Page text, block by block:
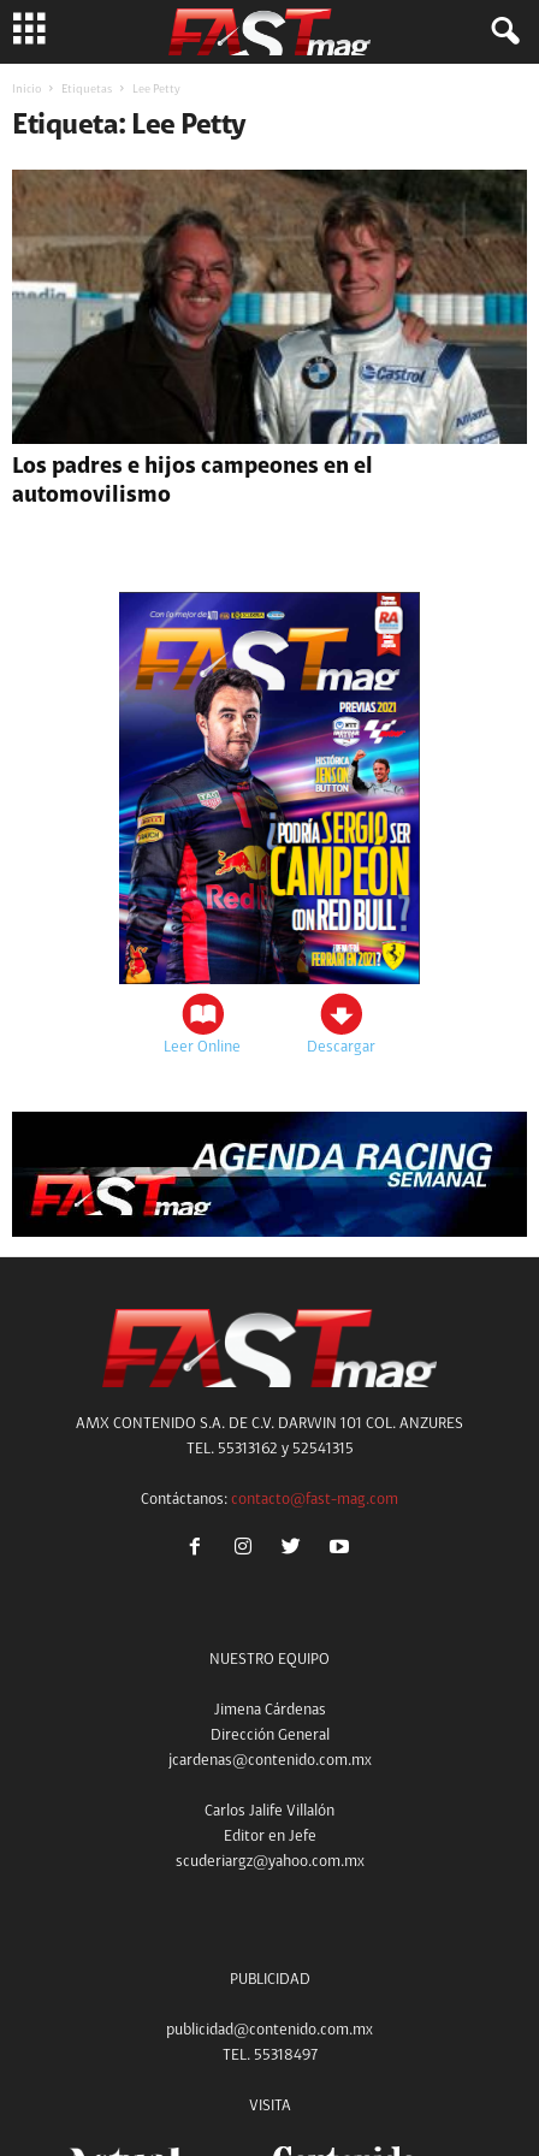
Inicio Etiquetas Lee Petty
Etiqueta: Lee Petty
Los padres e hijos campeones en el
automovilismo
Leer Online Descargar
AMX CONTENIDO S.A. DE C.V. DARWIN 101 COL. ANZURES
TEL. 55313162 y 52541315
Contáctanos: contacto@fast-mag.com
NUESTRO EQUIPO
Jimena Cárdenas
Dirección General
jcardenas@contenido.com.mx
Carlos Jalife Villalón
Editor en Jefe
scuderiargz@yahoo.com.mx
PUBLICIDAD
publicidad@contenido.com.mx
TEL. 55318497
VISITA